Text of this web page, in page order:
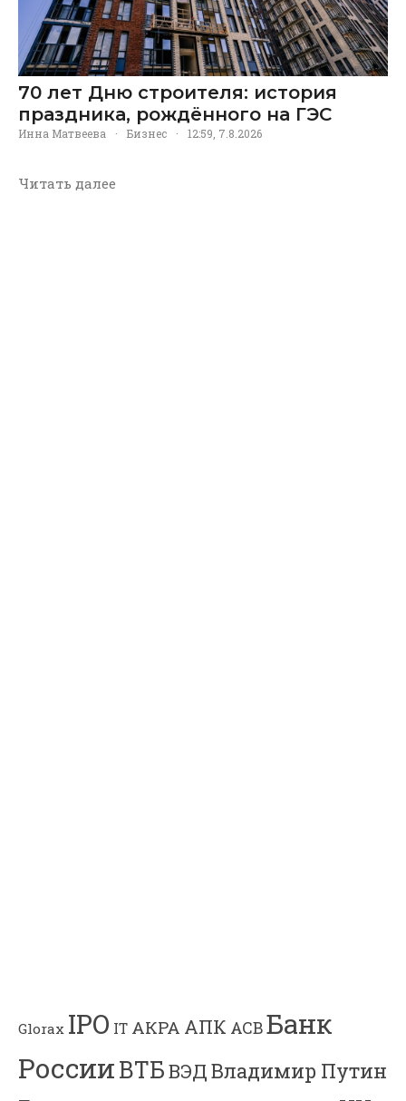
70 лет Дню строителя: история
праздника, рождённого на ГЭС
Инна Матвеева · Бизнес · 12:59, 7.8.2026
Читать далее
Glorax IPO IT АКРА АПК АСВБанк
РоссииВТБВЭДВладимир Путин